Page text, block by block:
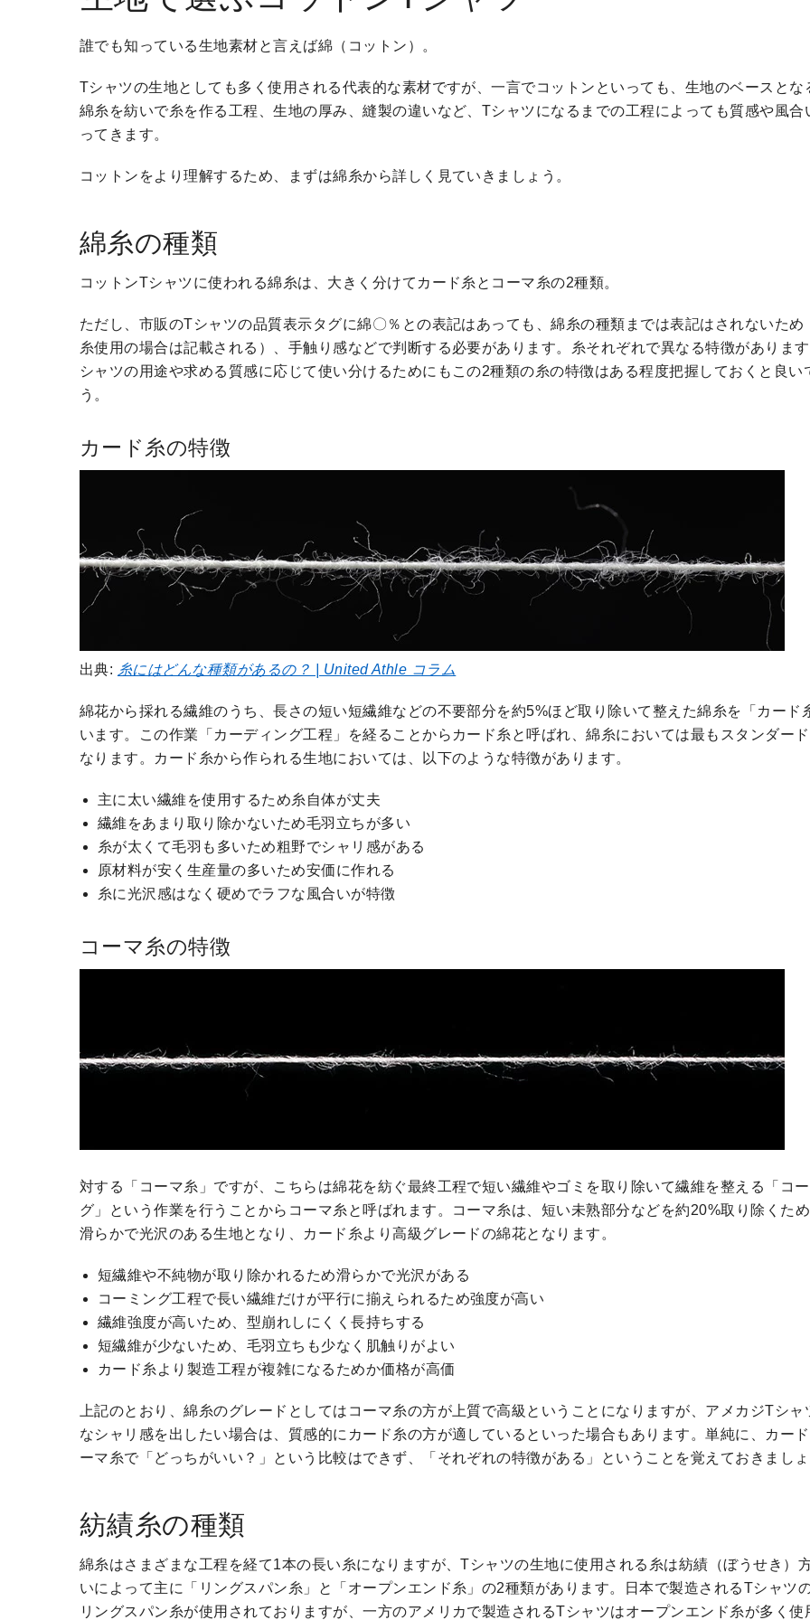
誰でも知っている生地素材と言えば綿（コットン）。
Tシャツの生地としても多く使用される代表的な素材ですが、一言でコットンといっても、生地のベースとな
綿糸を紡いで糸を作る工程、生地の厚み、縫製の違いなど、Tシャツになるまでの工程によっても質感や風合
ってきます。
コットンをより理解するため、まずは綿糸から詳しく見ていきましょう。
綿糸の種類
コットンTシャツに使われる綿糸は、大きく分けてカード糸とコーマ糸の2種類。
ただし、市販のTシャツの品質表示タグに綿〇％との表記はあっても、綿糸の種類までは表記はされないため
糸使用の場合は記載される）、手触り感などで判断する必要があります。糸それぞれで異なる特徴がありま
シャツの用途や求める質感に応じて使い分けるためにもこの2種類の糸の特徴はある程度把握しておくと良い
う。
カード糸の特徴
出典: 糸にはどんな種類があるの？ | United Athle コラム
綿花から採れる繊維のうち、長さの短い短繊維などの不要部分を約5%ほど取り除いて整えた綿糸を「カード
います。この作業「カーディング工程」を経ることからカード糸と呼ばれ、綿糸においては最もスタンダード
なります。カード糸から作られる生地においては、以下のような特徴があります。
主に太い繊維を使用するため糸自体が丈夫
繊維をあまり取り除かないため毛羽立ちが多い
糸が太くて毛羽も多いため粗野でシャリ感がある
原材料が安く生産量の多いため安価に作れる
糸に光沢感はなく硬めでラフな風合いが特徴
コーマ糸の特徴
対する「コーマ糸」ですが、こちらは綿花を紡ぐ最終工程で短い繊維やゴミを取り除いて繊維を整える「コ
グ」という作業を行うことからコーマ糸と呼ばれます。コーマ糸は、短い未熟部分などを約20%取り除くため
滑らかで光沢のある生地となり、カード糸より高級グレードの綿花となります。
短繊維や不純物が取り除かれるため滑らかで光沢がある
コーミング工程で長い繊維だけが平行に揃えられるため強度が高い
繊維強度が高いため、型崩れしにくく長持ちする
短繊維が少ないため、毛羽立ちも少なく肌触りがよい
カード糸より製造工程が複雑になるためか価格が高価
上記のとおり、綿糸のグレードとしてはコーマ糸の方が上質で高級ということになりますが、アメカジTシャ
なシャリ感を出したい場合は、質感的にカード糸の方が適しているといった場合もあります。単純に、カード
ーマ糸で「どっちがいい？」という比較はできず、「それぞれの特徴がある」ということを覚えておきましょ
紡績糸の種類
綿糸はさまざまな工程を経て1本の長い糸になりますが、Tシャツの生地に使用される糸は紡績（ぼうせき）
いによって主に「リングスパン糸」と「オープンエンド糸」の2種類があります。日本で製造されるTシャツ
リングスパン糸が使用されておりますが、一方のアメリカで製造されるTシャツはオープンエンド糸が多く使